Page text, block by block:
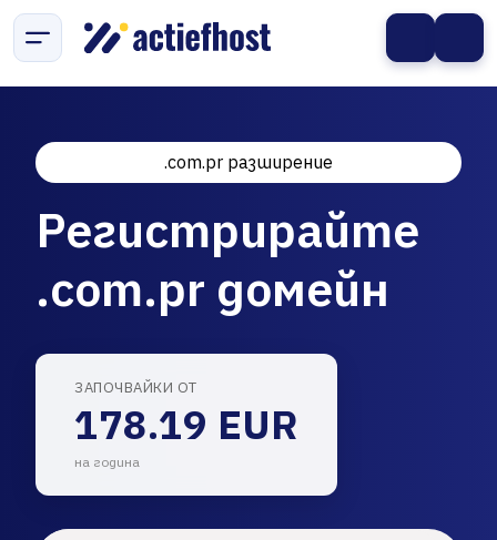
.com.pr разширение
Регистрирайте
.com.pr домейн
ЗАПОЧВАЙКИ ОТ
178.19 EUR
на година